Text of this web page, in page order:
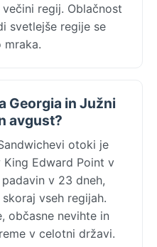
regij. Oblačnost
svetlejše regije se
mraka.
Georgia in Južni
avgust?
otoki je
King Edward Point v
v 23 dneh,
vseh regijah.
občasne nevihte in
v celotni državi.